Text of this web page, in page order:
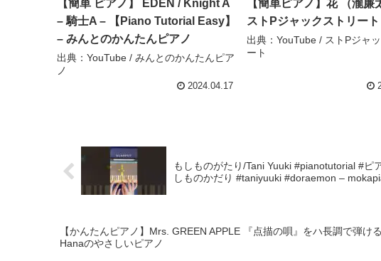
【簡単 ピアノ】 EDEN / Knight A
– 騎士A – 【Piano Tutorial Easy】
– みんとのかんたんピアノ
出典：YouTube / みんとのかんたんピア
ノ
2024.04.17
【簡単ピアノ】花 （瀧廉
ストPジャックストリート
出典：YouTube / ストPジャ
ート
もしものがたり/Tani Yuuki #pianotutorial #
しものかだり #taniyuuki #doraemon –
【かんたんピアノ】Mrs. GREEN APPLE 『点描の唄』をハ長調で弾け
Hanaのやさしいピアノ